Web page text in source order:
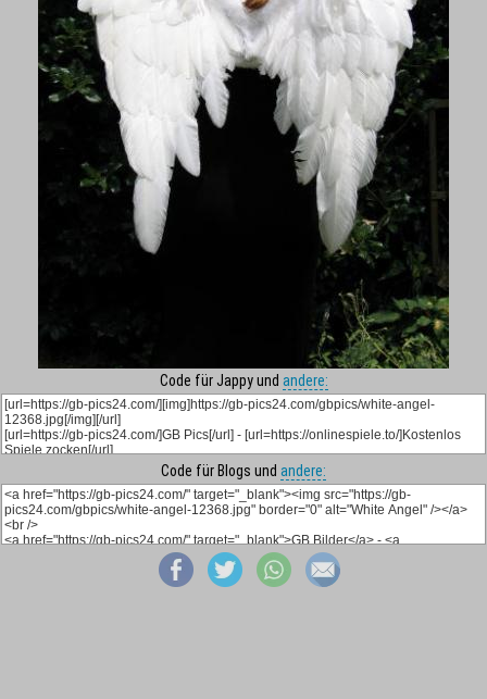
Code für Jappy und andere:
Code für Blogs und andere: